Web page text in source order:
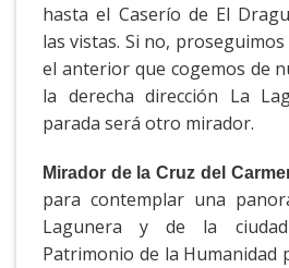
hasta el Caserío de El
las vistas. Si no,
el anterior que cogemos de
la derecha dirección La
parada será otro mirador.
Mirador de la Cruz del
para contemplar una
Lagunera y de la
Patrimonio de la Humanidad